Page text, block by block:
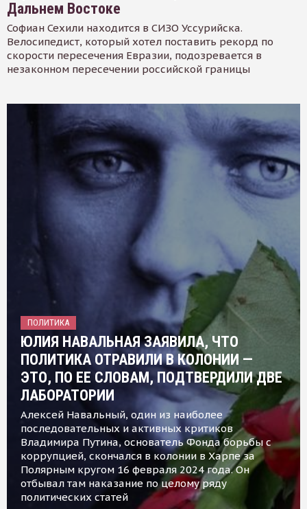
Дальнем Востоке
Софиан Сехили находится в СИЗО Уссурийска.
Велосипедист, который хотел поставить рекорд по
скорости пересечения Евразии, подозревается в
незаконном пересечении российской границы
ПОЛИТИКА
ЮЛИЯ НАВАЛЬНАЯ ЗАЯВИЛА, ЧТО
ПОЛИТИКА ОТРАВИЛИ В КОЛОНИИ —
ЭТО, ПО ЕЕ СЛОВАМ, ПОДТВЕРДИЛИ ДВЕ
ЛАБОРАТОРИИ
Алексей Навальный, один из наиболее
последовательных и активных критиков
Владимира Путина, основатель Фонда борьбы с
коррупцией, скончался в колонии в Харпе за
Полярным кругом 16 февраля 2024 года. Он
отбывал там наказание по целому ряду
политических статей